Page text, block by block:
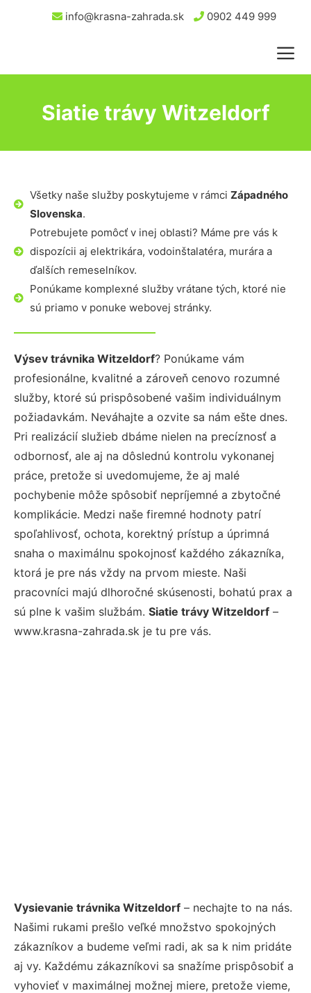
info@krasna-zahrada.sk 0902 449 999
Siatie trávy Witzeldorf
Všetky naše služby poskytujeme v rámci Západného
Slovenska.
Potrebujete pomôcť v inej oblasti? Máme pre vás k
dispozícii aj elektrikára, vodoinštalatéra, murára a
ďalších remeselníkov.
Ponúkame komplexné služby vrátane tých, ktoré nie
sú priamo v ponuke webovej stránky.
Výsev trávnika Witzeldorf? Ponúkame vám
profesionálne, kvalitné a zároveň cenovo rozumné
služby, ktoré sú prispôsobené vašim individuálnym
požiadavkám. Neváhajte a ozvite sa nám ešte dnes.
Pri realizácií služieb dbáme nielen na precíznosť a
odbornosť, ale aj na dôslednú kontrolu vykonanej
práce, pretože si uvedomujeme, že aj malé
pochybenie môže spôsobiť nepríjemné a zbytočné
komplikácie. Medzi naše firemné hodnoty patrí
spoľahlivosť, ochota, korektný prístup a úprimná
snaha o maximálnu spokojnosť každého zákazníka,
ktorá je pre nás vždy na prvom mieste. Naši
pracovníci majú dlhoročné skúsenosti, bohatú prax a
sú plne k vašim službám. Siatie trávy Witzeldorf –
www.krasna-zahrada.sk je tu pre vás.
Vysievanie trávnika Witzeldorf – nechajte to na nás.
Našimi rukami prešlo veľké množstvo spokojných
zákazníkov a budeme veľmi radi, ak sa k nim pridáte
aj vy. Každému zákazníkovi sa snažíme prispôsobiť a
vyhovieť v maximálnej možnej miere, pretože vieme,